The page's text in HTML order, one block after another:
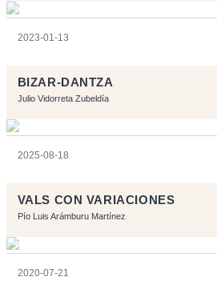
2023-01-13
BIZAR-DANTZA
Julio Vidorreta Zubeldía
2025-08-18
VALS CON VARIACIONES
Pío Luis Arámburu Martínez
2020-07-21